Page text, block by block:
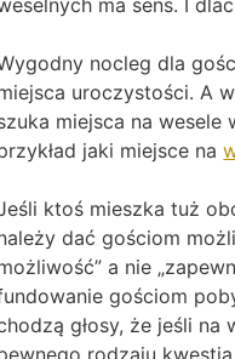
ma sens. I
nocleg dla
uroczystości. A
miejsca na wesele
jaki miejsce na
ktoś mieszka tuż
dać gościom
a nie
gościom
głosy, że jeśli